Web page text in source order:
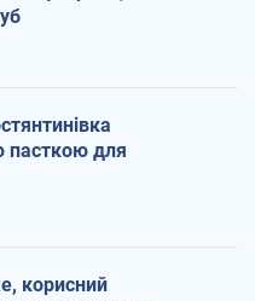
пасткою для
корисний